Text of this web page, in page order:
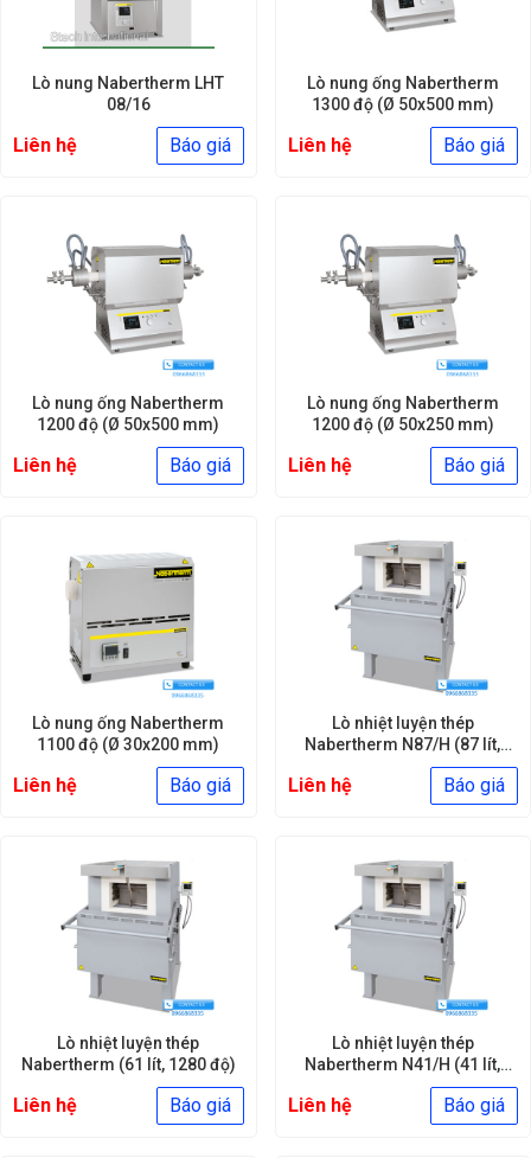
Lò nung Nabertherm LHT
08/16
Liên hệ Báo giá
Lò nung ống Nabertherm
1300 độ (Ø 50x500 mm)
Liên hệ Báo giá
Lò nung ống Nabertherm
1200 độ (Ø 50x500 mm)
Liên hệ Báo giá
Lò nung ống Nabertherm
1200 độ (Ø 50x250 mm)
Liên hệ Báo giá
Lò nung ống Nabertherm
1100 độ (Ø 30x200 mm)
Liên hệ Báo giá
Lò nhiệt luyện thép
Nabertherm N87/H (87 lít,
1280 độ)
Liên hệ Báo giá
Lò nhiệt luyện thép
Nabertherm (61 lít, 1280 độ)
Liên hệ Báo giá
Lò nhiệt luyện thép
Nabertherm N41/H (41 lít,
1280 độ)
Liên hệ Báo giá